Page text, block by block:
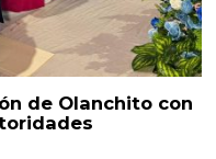
de Olanchito con